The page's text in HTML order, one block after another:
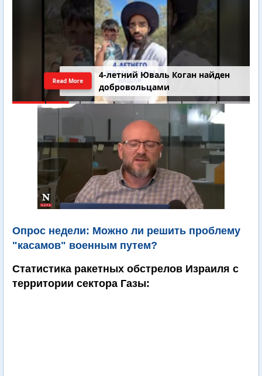
4-летний Юваль Коган найден
добровольцами
Read More
Опрос недели: Можно ли решить проблему
"касамов" военным путем?
Статистика ракетных обстрелов Израиля с
территории сектора Газы: